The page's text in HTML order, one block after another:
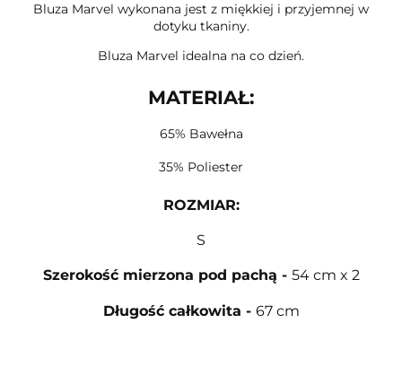
Bluza Marvel wykonana jest z miękkiej i przyjemnej w
dotyku tkaniny.
Bluza Marvel idealna na co dzień.
MATERIAŁ:
65% Bawełna
35% Poliester
ROZMIAR:
S
Szerokość mierzona pod pachą - 54 cm x 2
Długość całkowita - 67 cm